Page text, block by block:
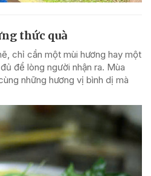
thức quà
chỉ cần một mùi hương hay một
để lòng người nhận ra. Mùa
những hương vị bình dị mà